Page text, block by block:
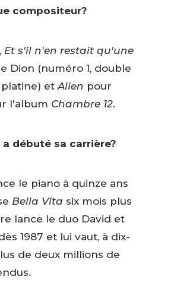
compositeur?
Et s'il n'en restait qu'une
Dion (numéro 1, double
platine) etAlien pour
l'album Chambre 12.
débuté sa carrière?
le piano à quinze ans
Bella Vita six mois plus
lance le duo David et
1987 et lui vaut, à dix-
de deux millions de